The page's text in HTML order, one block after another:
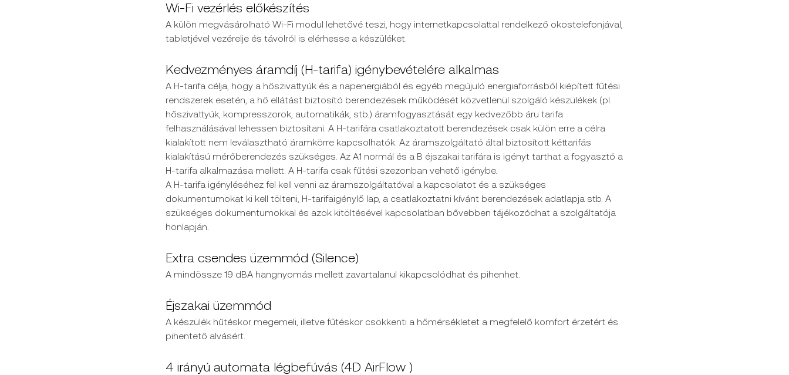
Wi-Fi vezérlés előkészítés
A külön megvásárolható Wi-Fi modul lehetővé teszi, hogy internetkapcsolattal rendelkező okostelefonjával,
tabletjével vezérelje és távolról is elérhesse a készüléket.
Kedvezményes áramdíj (H-tarifa) igénybevételére alkalmas
A H-tarifa célja, hogy a hőszivattyúk és a napenergiából és egyéb megújuló energiaforrásból kiépített fűtési
rendszerek esetén, a hő ellátást biztosító berendezések működését közvetlenül szolgáló készülékek (pl.
hőszivattyúk, kompresszorok, automatikák, stb.) áramfogyasztását egy kedvezőbb áru tarifa
felhasználásával lehessen biztosítani. A H-tarifára csatlakoztatott berendezések csak külön erre a célra
kialakított nem leválasztható áramkörre kapcsolhatók. Az áramszolgáltató által biztosított kéttarifás
kialakítású mérőberendezés szükséges. Az A1 normál és a B éjszakai tarifára is igényt tarthat a fogyasztó a
H-tarifa alkalmazása mellett. A H-tarifa csak fűtési szezonban vehető igénybe.
A H-tarifa igényléséhez fel kell venni az áramszolgáltatóval a kapcsolatot és a szükséges
dokumentumokat ki kell tölteni, H-tarifaigénylő lap, a csatlakoztatni kívánt berendezések adatlapja stb. A
szükséges dokumentumokkal és azok kitöltésével kapcsolatban bővebben tájékozódhat a szolgáltatója
honlapján.
Extra csendes üzemmód (Silence)
A mindössze 19 dBA hangnyomás mellett zavartalanul kikapcsolódhat és pihenhet.
Éjszakai üzemmód
A készülék hűtéskor megemeli, illetve fűtéskor csökkenti a hőmérsékletet a megfelelő komfort érzetért és
pihentető alvásért.
4 irányú automata légbefúvás (4D AirFlow )